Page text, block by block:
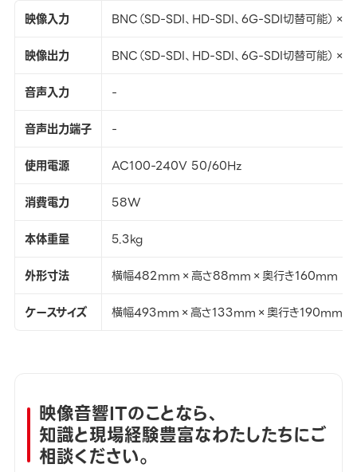
映像入力
BNC（SD-SDI、HD-SDI、6G-SDI切替可能）
映像出力
BNC（SD-SDI、HD-SDI、6G-SDI切替可能）
音声入力
-
音声出力端子
-
使用電源
AC100-240V 50/60Hz
消費電力
58W
本体重量
5.3kg
外形寸法
横幅482mm×高さ88mm×奥行き160mm
ケースサイズ
横幅493mm×高さ133mm×奥行き190mm
映像音響ITのことなら、
知識と現場経験豊富なわたしたちにご
相談ください。